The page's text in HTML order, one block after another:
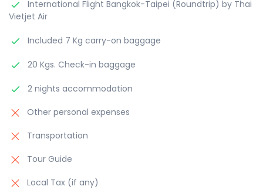
International Flight Bangkok-Taipei (Roundtrip) by Thai
Vietjet Air
Included 7 Kg carry-on baggage
20 Kgs. Check-in baggage
2 nights accommodation
Other personal expenses
Transportation
Tour Guide
Local Tax (if any)